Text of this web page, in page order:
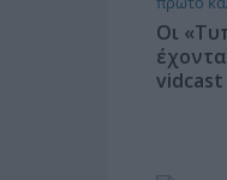
Οι
vidcast